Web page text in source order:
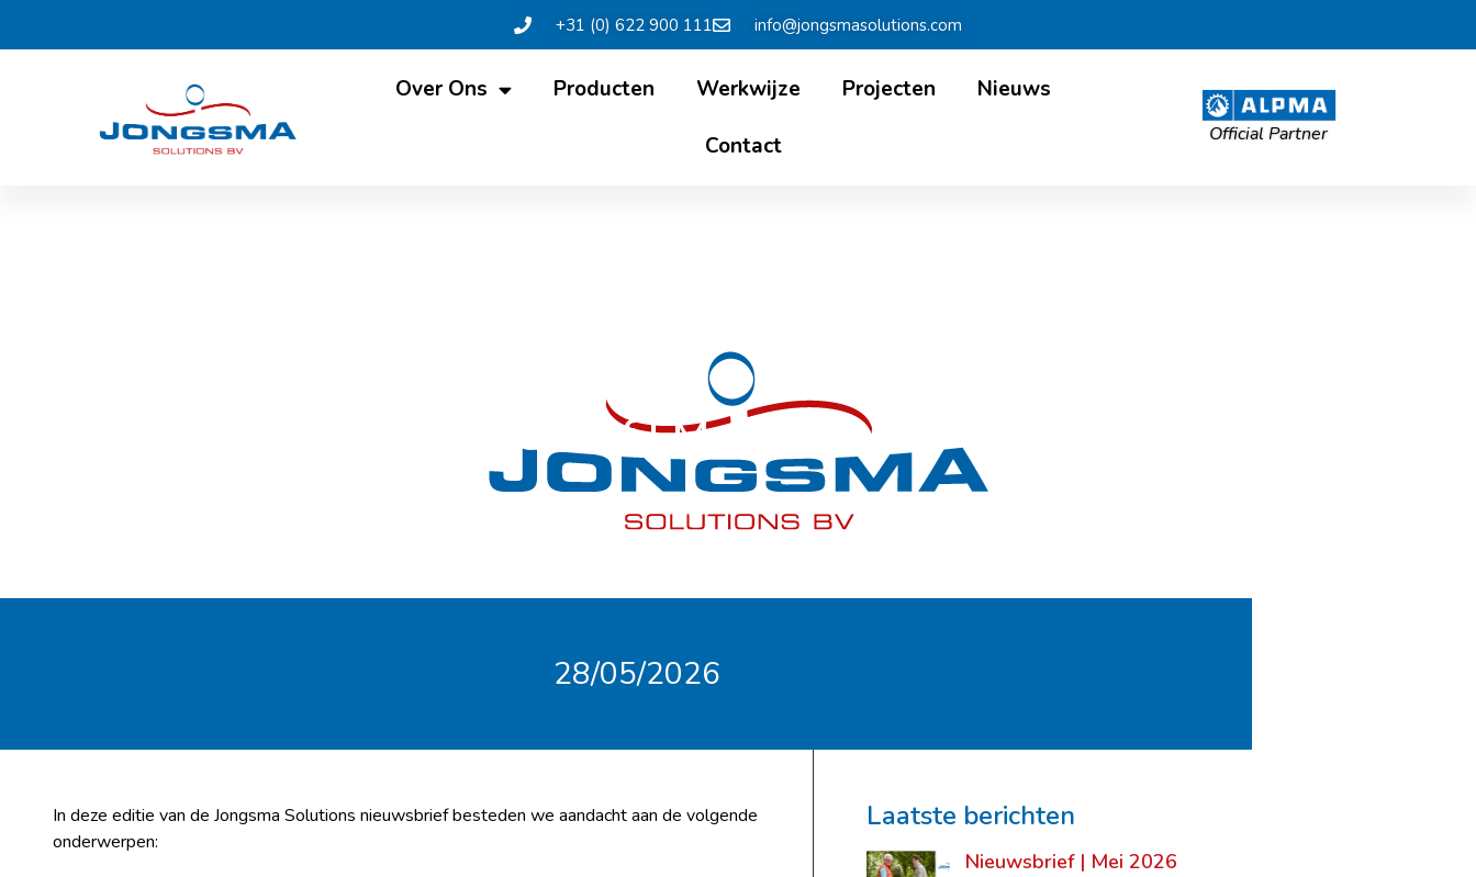
+31 (0) 622 900 111 info@jongsmasolutions.com
Over Ons Producten Werkwijze Projecten
Nieuws
Contact
Official Partner
Nieuwsbrief | Mei 2026
28/05/2026
In deze editie van de Jongsma Solutions nieuwsbrief besteden we aandacht aan de volgende
onderwerpen:
Laatste berichten
Nieuwsbrief | Mei 2026